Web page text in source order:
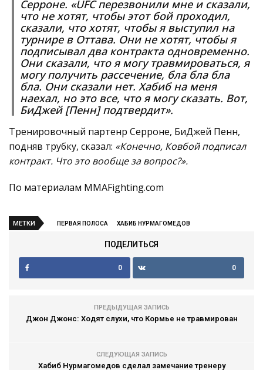
Серроне. «UFC перезвонили мне и сказали,
что не хотят, чтобы этот бой проходил,
сказали, что хотят, чтобы я выступил на
турнире в Оттава. Они не хотят, чтобы я
подписывал два контракта одновременно.
Они сказали, что я могу травмироваться, я
могу получить рассечение, бла бла бла
бла. Они сказали нет. Хабиб на меня
наехал, но это все, что я могу сказать. Вот,
БиДжей [Пенн] подтвердит».
Тренировочный партенр Серроне, БиДжей Пенн,
подняв трубку, сказал: «Конечно, Ковбой подписал
контракт. Что это вообще за вопрос?».
По материалам MMAFighting.com
МЕТКИ ПЕРВАЯ ПОЛОСА ХАБИБ НУРМАГОМЕДОВ
ПОДЕЛИТЬСЯ
0 0
ПРЕДЫДУЩАЯ ЗАПИСЬ
Джон Джонс: Ходят слухи, что Кормье не травмирован
СЛЕДУЮЩАЯ ЗАПИСЬ
Хабиб Нурмагомедов сделал замечание тренеру